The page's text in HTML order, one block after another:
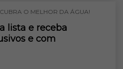
O MELHOR DA ÁGUA!
lista e receba
e com